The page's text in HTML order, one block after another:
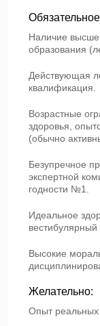
Наличие
образования
Действующая
квалификация.
Возрастные
здоровья,
(обычно
Безупречное
экспертной
годности №1.
Идеальное
вестибулярный
Высокие
Желательно:
Опыт реальных